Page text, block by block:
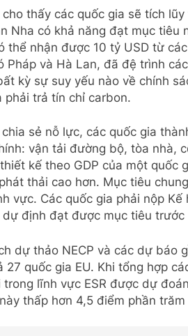
thấy các quốc gia sẽ tích
Nha có khả năng đạt mục
thể nhận được 10 tỷ USD từ
Pháp và Hà Lan, đã đệ trình
kỳ sự suy yếu nào về chính
phải trả tín chỉ carbon.
sẻ nỗ lực, các quốc gia
vận tải đường bộ, tòa nhà,
kế theo GDP của một quốc
thải cao hơn. Mục tiêu
vực. Các quốc gia phải nộp
dự định đạt được mục tiêu
dự thảo NECP và các dự
27 quốc gia EU. Khi tổng hợp
lĩnh vực ESR được dự
thấp hơn 4,5 điểm phần